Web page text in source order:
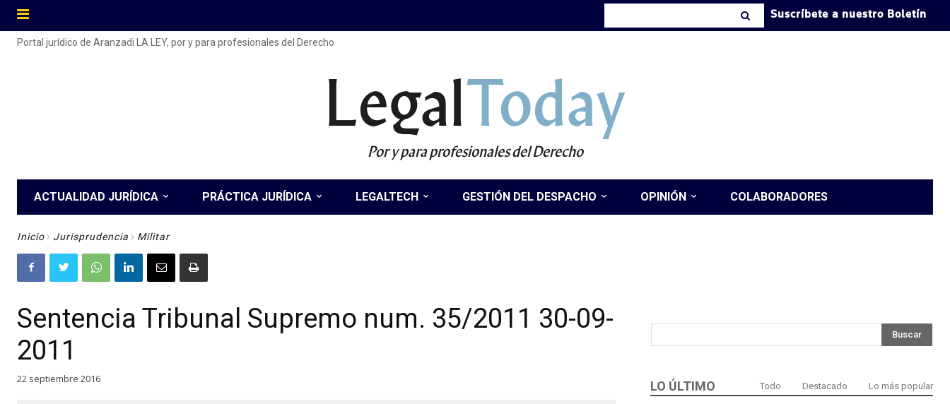
Suscríbete a nuestro Boletín
Portal jurídico de Aranzadi LA LEY, por y para profesionales del Derecho
LegalToday
Por y para profesionales del Derecho
ACTUALIDAD JURÍDICA PRÁCTICA JURÍDICA LEGALTECH GESTIÓN DEL DESPACHO OPINIÓN COLABORADORES
Inicio Jurisprudencia Militar
Sentencia Tribunal Supremo num. 35/2011 30-09-
2011
22 septiembre 2016
Buscar
LO ÚLTIMO Todo Destacado Lo más popular